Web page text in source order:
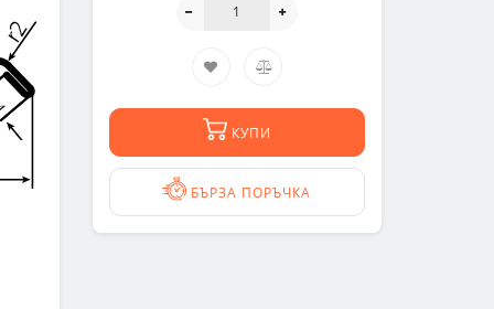
КУПИ
БЪРЗА ПОРЪЧКА